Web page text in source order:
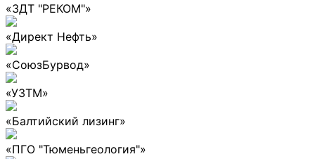
«ЗДТ "РЕКОМ"»
«Директ Нефть»
«СоюзБурвод»
«УЗТМ»
«Балтийский лизинг»
«ПГО "Тюменьгеология"»